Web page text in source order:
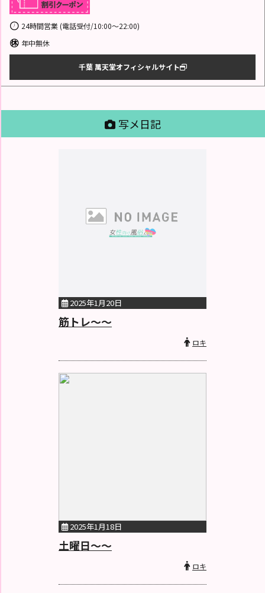
24時間営業 (電話受付/10:00～22:00)
年中無休
千葉 萬天堂オフィシャルサイト
写メ日記
2025年1月20日
筋トレ〜〜
ロキ
2025年1月18日
土曜日〜〜
ロキ